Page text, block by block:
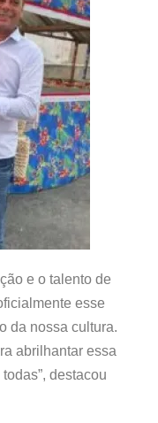
e o talento de
esse
da nossa cultura.
abrilhantar essa
destacou